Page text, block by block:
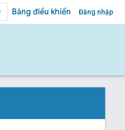
Bảng điều khiển Đăng nhập